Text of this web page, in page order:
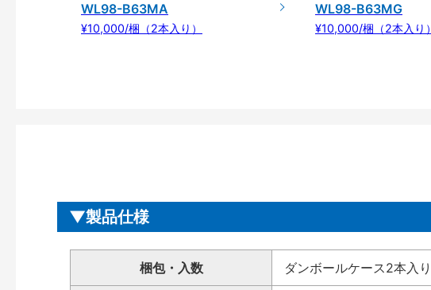
WL98-B63MA
¥10,000/梱（2本入り）
WL98-B63MG
¥10,000/梱（2本入り）
製品仕様
梱包・入数 ダンボールケース2本入り